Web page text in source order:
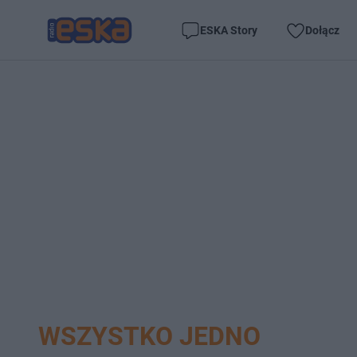
ESKA Story Dołącz
WSZYSTKO JEDNO